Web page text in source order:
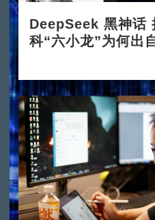
DeepSeek 黑神话
科“六小龙”为何出